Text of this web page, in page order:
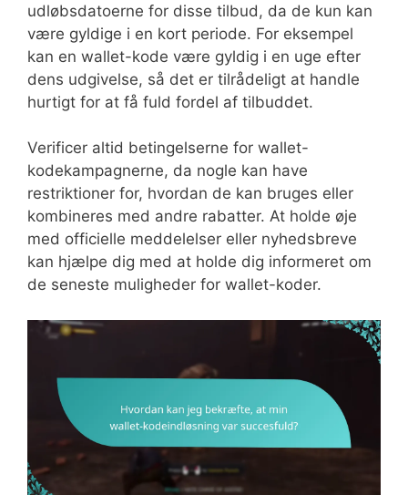
udløbsdatoerne for disse tilbud, da de kun kan
være gyldige i en kort periode. For eksempel
kan en wallet-kode være gyldig i en uge efter
dens udgivelse, så det er tilrådeligt at handle
hurtigt for at få fuld fordel af tilbuddet.
Verificer altid betingelserne for wallet-
kodekampagnerne, da nogle kan have
restriktioner for, hvordan de kan bruges eller
kombineres med andre rabatter. At holde øje
med officielle meddelelser eller nyhedsbreve
kan hjælpe dig med at holde dig informeret om
de seneste muligheder for wallet-koder.